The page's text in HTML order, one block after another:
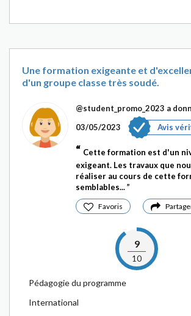
Une formation exigeante et
d'un groupe classe très soudé.
@student_promo_2023 a
03/05/2023
Avis
Cette formation est d'un
exigeant. Les travaux que
réaliser au cours de cette
semblables...
Favoris
9
10
Pédagogie du programme
International